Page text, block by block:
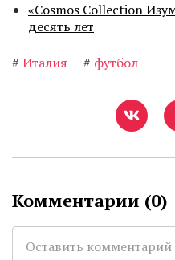
«Cosmos Collection
десять лет
# Италия # футбол
Комментарии (0)